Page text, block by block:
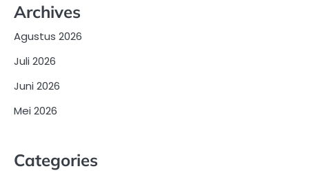
Archives
Agustus 2026
Juli 2026
Juni 2026
Mei 2026
Categories